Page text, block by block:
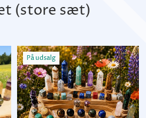
(store sæt)
På udsalg